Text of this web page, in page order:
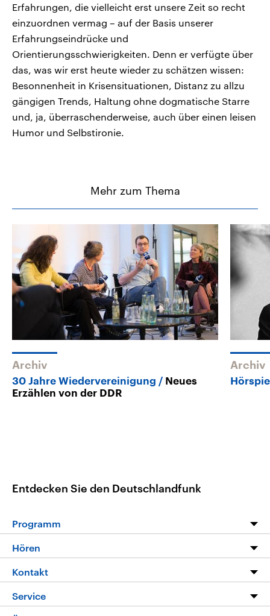
Erfahrungen, die vielleicht erst unsere Zeit so recht
einzuordnen vermag – auf der Basis unserer
Erfahrungseindrücke und
Orientierungsschwierigkeiten. Denn er verfügte über
das, was wir erst heute wieder zu schätzen wissen:
Besonnenheit in Krisensituationen, Distanz zu allzu
gängigen Trends, Haltung ohne dogmatische Starre
und, ja, überraschenderweise, auch über einen leisen
Humor und Selbstironie.
Mehr zum Thema
Archiv
30 Jahre Wiedervereinigung
Neues
Erzählen von der DDR
Archiv
Entdecken Sie den Deutschlandfunk
Programm
Die Nachrichten
Nachrichtenleicht
Hören
Livestream
Podcasts
Kontakt
Service